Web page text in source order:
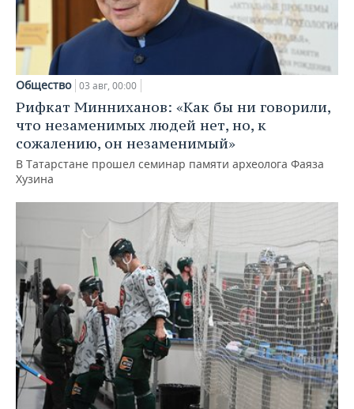
Общество 03 авг, 00:00
Рифкат Минниханов: «Как бы ни говорили,
что незаменимых людей нет, но, к
сожалению, он незаменимый»
В Татарстане прошел семинар памяти археолога Фаяза
Хузина